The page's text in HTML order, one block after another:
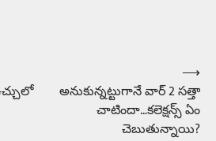
అనుకున్నట్టుగానే వార్‌ 2 సత్తా
చాటిందా…కలెక్షన్స్‌ ఏం
చెబుతున్నాయి?
⟶